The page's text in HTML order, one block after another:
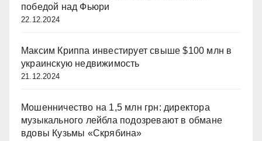
победой над Фьюри
22.12.2024
Максим Криппа инвестирует свыше $100 млн в
украинскую недвижимость
21.12.2024
Мошенничество на 1,5 млн грн: директора
музыкального лейбла подозревают в обмане
вдовы Кузьмы «Скрябина»